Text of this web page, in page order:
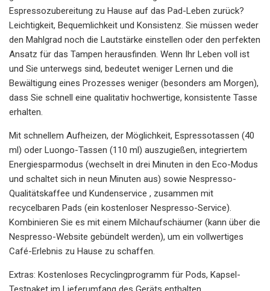
Espressozubereitung zu Hause auf das Pad-Leben zurück?
Leichtigkeit, Bequemlichkeit und Konsistenz. Sie müssen weder
den Mahlgrad noch die Lautstärke einstellen oder den perfekten
Ansatz für das Tampen herausfinden. Wenn Ihr Leben voll ist
und Sie unterwegs sind, bedeutet weniger Lernen und die
Bewältigung eines Prozesses weniger (besonders am Morgen),
dass Sie schnell eine qualitativ hochwertige, konsistente Tasse
erhalten.
Mit schnellem Aufheizen, der Möglichkeit, Espressotassen (40
ml) oder Luongo-Tassen (110 ml) auszugießen, integriertem
Energiesparmodus (wechselt in drei Minuten in den Eco-Modus
und schaltet sich in neun Minuten aus) sowie Nespresso-
Qualitätskaffee und Kundenservice , zusammen mit
recycelbaren Pads (ein kostenloser Nespresso-Service).
Kombinieren Sie es mit einem Milchaufschäumer (kann über die
Nespresso-Website gebündelt werden), um ein vollwertiges
Café-Erlebnis zu Hause zu schaffen.
Extras: Kostenloses Recyclingprogramm für Pods, Kapsel-